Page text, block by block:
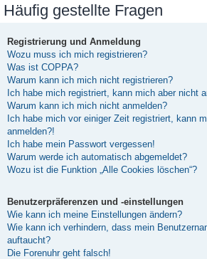
Häufig gestellte Fragen
Registrierung und Anmeldung
Wozu muss ich mich registrieren?
Was ist COPPA?
Warum kann ich mich nicht registrieren?
Ich habe mich registriert, kann mich aber nicht
Warum kann ich mich nicht anmelden?
Ich habe mich vor einiger Zeit registriert, kann
anmelden?!
Ich habe mein Passwort vergessen!
Warum werde ich automatisch abgemeldet?
Wozu ist die Funktion „Alle Cookies löschen“?
Benutzerpräferenzen und -einstellungen
Wie kann ich meine Einstellungen ändern?
Wie kann ich verhindern, dass mein
auftaucht?
Die Forenuhr geht falsch!